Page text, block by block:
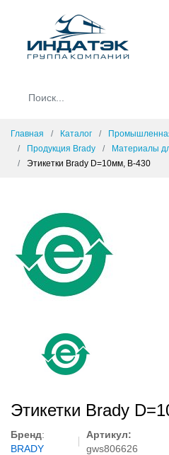
Главная Каталог
Продукция Brady
Материалы
Этикетки Brady D=10мм, B-430
Этикетки Brady
Бренд:
BRADY
Артикул:
gws806626